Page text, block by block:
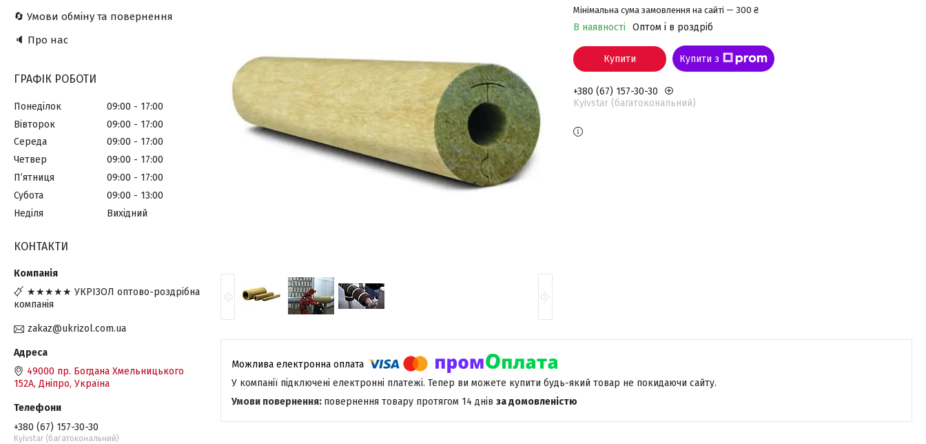
Мінімальна сума замовлення на сайті — 300 ₴
В наявності Оптом і в роздріб
Купити Купити з
+380 (67) 157-30-30
Kyivstar (багатокональний)
У компанії підключені електронні платежі. Тепер ви можете купити будь-який товар не покидаючи сайту.
повернення товару протягом 14 днів за домовленістю
🔄 Умови обміну та повернення
🔈 Про нас
ГРАФІК РОБОТИ
Понеділок 09:00
17:00
Вівторок
09:00
17:00
Середа
09:00
17:00
Четвер
09:00
17:00
Пʼятниця
09:00
17:00
Субота
09:00
13:00
Неділя
Вихідний
КОНТАКТИ
★★★★★ УКРІЗОЛ оптово-роздрібна
компанія
zakaz@ukrizol.com.ua
49000 пр. Богдана Хмельницького
152А, Дніпро, Україна
+380 (67) 157-30-30
Kyivstar (багатокональний)